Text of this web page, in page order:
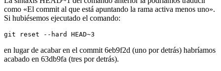
como «El commit al que está apuntando la rama activa menos uno».
Si hubiésemos ejecutado el comando:
git reset --hard HEAD~3
en lugar de acabar en el commit 6eb9f2d (uno por detrás) habríamos
acabado en 63db9fa (tres por detrás).